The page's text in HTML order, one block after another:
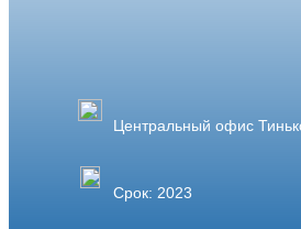
Центральный офис
Срок: 2023